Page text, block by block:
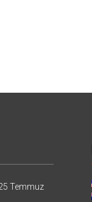
Temmuz